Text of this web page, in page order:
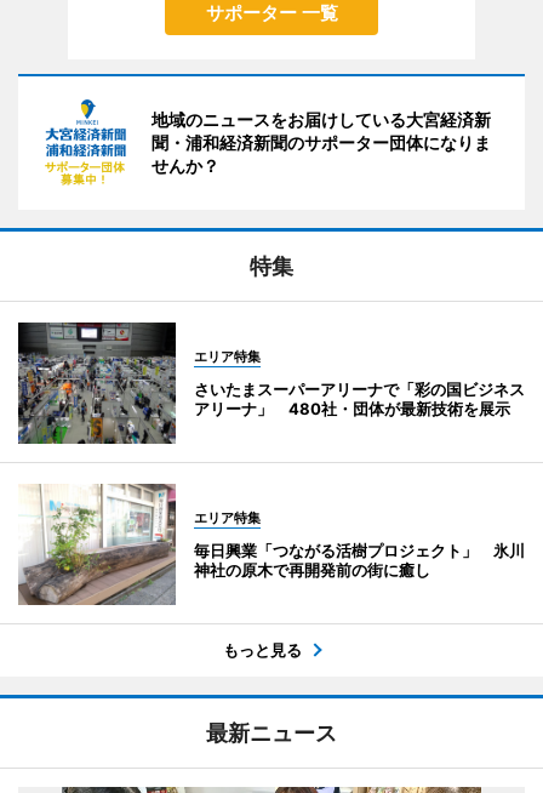
サポーター 一覧
地域のニュースをお届けしている大宮経済新
聞・浦和経済新聞のサポーター団体になりま
せんか？
特集
エリア特集
さいたまスーパーアリーナで「彩の国ビジネス
アリーナ」 480社・団体が最新技術を展示
エリア特集
毎日興業「つながる活樹プロジェクト」 氷川
神社の原木で再開発前の街に癒し
もっと見る
最新ニュース